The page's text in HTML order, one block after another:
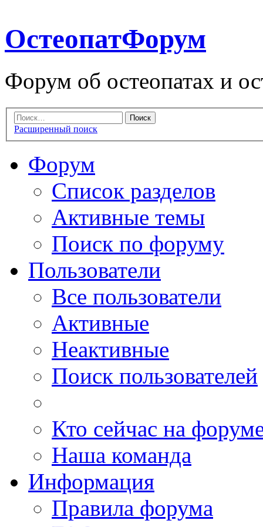
ОстеопатФорум
Форум об остеопатах и
Расширенный поиск
Форум
Список разделов
Активные темы
Поиск по форуму
Пользователи
Все пользователи
Активные
Неактивные
Поиск пользователей
Кто сейчас на
Наша команда
Информация
Правила форума